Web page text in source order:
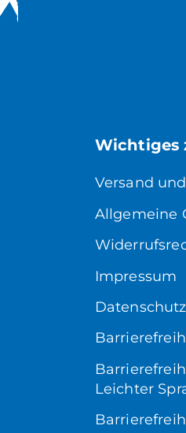
Wichtiges
Versand
Allgemeine
Impressum
Leichter